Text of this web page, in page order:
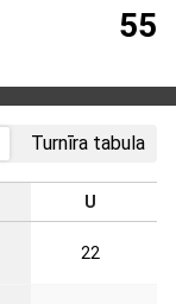
55
Turnīra tabula
U
22